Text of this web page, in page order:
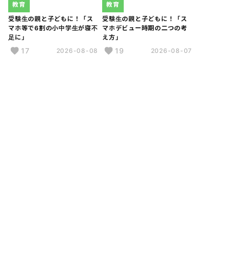
受験生の親と子どもに！「ス
マホ等で6割の小中学生が寝不
足に」
教育
17 2026-08-08
受験生の親と子どもに！「ス
マホデビュー時期の二つの考
え方」
教育
19 2026-08-07